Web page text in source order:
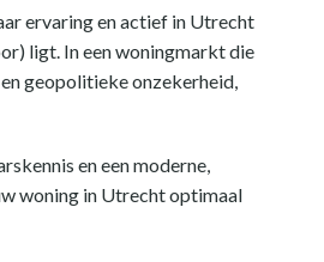
ervaring en actief in Utrecht
ligt. In een woningmarkt die
geopolitieke onzekerheid,
en een moderne,
woning in Utrecht optimaal